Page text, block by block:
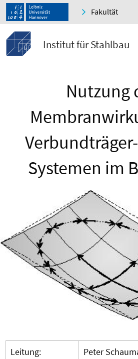
Fakultät
Institut für Stahlbau
Nutzung
Systemen im
Leitung:
Peter